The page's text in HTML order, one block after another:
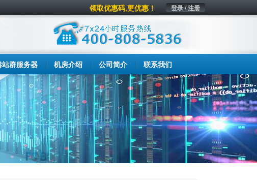
登录 / 注册
领取优惠码,更优惠！
站群服务器 机房介绍 公司简介 联系我们